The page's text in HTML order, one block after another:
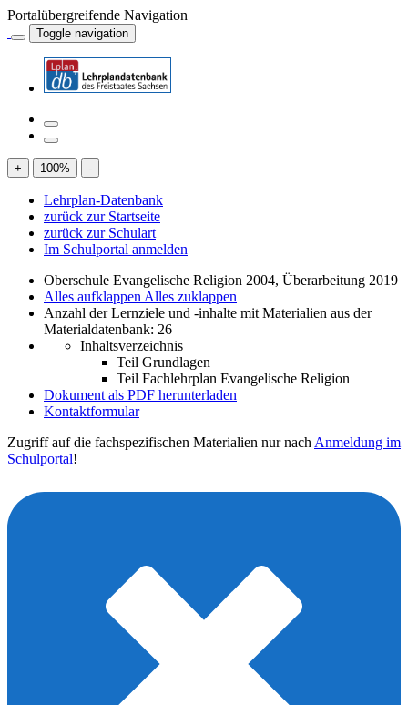
Portalübergreifende Navigation
Toggle navigation
+ 100% -
Lehrplan-Datenbank
zurück zur Startseite
zurück zur Schulart
Im Schulportal anmelden
Oberschule Evangelische Religion 2004, Überarbeitung 2019
Alles aufklappen Alles zuklappen
Anzahl der Lernziele und -inhalte mit Materialien aus der
Materialdatenbank: 26
Inhaltsverzeichnis
Teil Grundlagen
Teil Fachlehrplan Evangelische Religion
Dokument als PDF herunterladen
Kontaktformular
Zugriff auf die fachspezifischen Materialien nur nach Anmeldung im
Schulportal!